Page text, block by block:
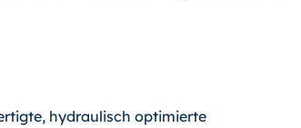
hydraulisch optimierte